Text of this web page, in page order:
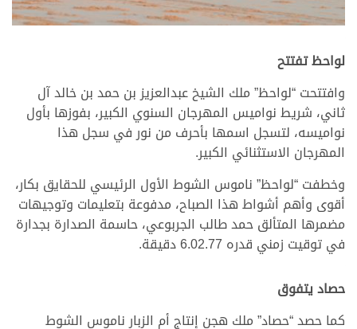
لواحظ تفتتح
وافتتحت “لواحظ” ملك الشيخ عبدالعزيز بن حمد بن خالد آل
ثاني، شريط نواميس المهرجان السنوي الكبير، بفوزها بأول
نواميسه، لتسجل اسمها بأحرف من نور في سجل هذا
المهرجان الاستثنائي الكبير.
وخطفت “لواحظ” ناموس الشوط الأول الرئيسي للحقايق بكار،
أقوى وأهم أشواط هذا الصباح، مدفوعة بتعليمات وتوجيهات
مضمرها المتألق حمد طالب الجربوعي، حاسمة الصدارة بجدارة
في توقيت زمني قدره 6.02.77 دقيقة.
حصاد يتفوق
كما حصد “حصاد” ملك هجن إنتاج أم الزبار ناموس الشوط